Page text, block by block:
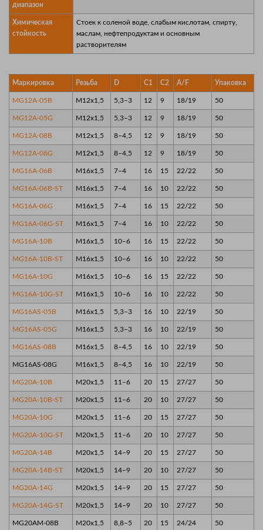
диапазон
Химическая
стойкость
Стоек к соленой воде, слабым кислотам, спирту,
маслам, нефтепродуктам и основным
растворителям
Маркировка Резьба D C1 C2 A/F Упаковка
MG12A-05B M12x1,5 5,3–3 12 9 18/19 50
MG12A-05G M12x1,5 5,3–3 12 9 18/19 50
MG12A-08B M12x1,5 8–4,5 12 9 18/19 50
MG12A-08G M12x1,5 8–4,5 12 9 18/19 50
MG16A-06B M16x1,5 7–4 16 15 22/22 50
MG16A-06B-ST M16x1,5 7–4 16 10 22/22 50
MG16A-06G M16x1,5 7–4 16 15 22/22 50
MG16A-06G-ST M16x1,5 7–4 16 10 22/22 50
MG16A-10B M16x1,5 10–6 16 15 22/22 50
MG16A-10B-ST M16x1,5 10–6 16 10 22/22 50
MG16A-10G M16x1,5 10–6 16 15 22/22 50
MG16A-10G-ST M16x1,5 10–6 16 10 22/22 50
MG16AS-05B M16x1,5 5,3–3 16 10 22/19 50
MG16AS-05G M16x1,5 5,3–3 16 10 22/19 50
MG16AS-08B M16x1,5 8–4,5 16 10 22/19 50
MG16AS-08G M16x1,5 8–4,5 16 10 22/19 50
MG20A-10B M20x1,5 11–6 20 15 27/27 50
MG20A-10B-ST M20x1,5 11–6 20 10 27/27 50
MG20A-10G M20x1,5 11–6 20 15 27/27 50
MG20A-10G-ST M20x1,5 11–6 20 10 27/27 50
MG20A-14B M20x1,5 14–9 20 15 27/27 50
MG20A-14B-ST M20x1,5 14–9 20 10 27/27 50
MG20A-14G M20x1,5 14–9 20 15 27/27 50
MG20A-14G-ST M20x1,5 14–9 20 10 27/27 50
MG20AM-08B M20x1,5 8,8–5 20 15 24/24 50